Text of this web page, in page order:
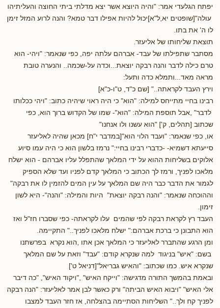
יפתח הגלעדי אמר: "והיה היוצא אשר יצא מדלתי ביתי החוצה והעליתיהו
עולה"[שופטים יא,ל"א]יכול להיות אפילו דבר טמא? והנה לרוע המזל זימן
לו ה' את בתו.
תוצאת שליחותו של אליעזר.
מסתבר שתפילתו של עבד- אברהם עלתה יפה, כפי שנאמר: "ויהי- הוא
טרם כילה לדבר והנה רבקה יוצאת...וכדה על-שכמה.. והנערה טובת
מראה מאד...ותמלא כדה ותעל:
וירץ העבד לקראתה.." [שם כ"ד, ט"ו-כ"א]
רבינו בחיי מתייחס למילה: "הוא" כי היה ראוי שיהיה כתוב: "ויהי ככלותו
לדבר" ,אבל תוספת המילה: "הוא"- שמו של הקדוש ברוך הוא, כפי
שכתוב [תהלים, ק'] "הוא עשנו ולו אנחנו"
או, כפי שנאמר: "ועבד הלוי הוא"[במדבר י"ח] מכאן שהיה לאליעזר
סייעתא דשמיא- -כדברי רבינו בחיי:" נרמז בלשון הוא כי היה עמו סיוע
אלוקים בשליחות ההוא על ידי המלאך שהתפלל עליו אברהם - הוא ישלח
מלאכו לפניך, ורמז לך הכתוב כי המלאך קדם לפניו ועד שלא הספיק
לגמור את הדבר כבר היה שם המלאך על עין המים להזמין לו את רבקה"
וההוכחה שנאמר: "והנה רבקה יוצאת" היות והמילה: "והנה"- היא לשון
זימון.
העבד רץ לקראת רבקה לפי שהמים עלו לקראתה- כפי שסברו חז"ל ואז
הוא התבונן כי ברכת אברהם:" ישלח מלאכו לפניך.." התקיימה.
ומן הרגע שהתברר לאליעזר כי המלאך אכן אתו ,הוא נקרא בפרשתנו
בשם: "איש" בניגוד למה שנקרא קודם: "עבד" וזאת על שם המלאך
שנקרא איש. כמו שכתוב: "והאיש גבריאל"[דניאל ט']
ובאמת בהמשך התורה מדגישה: "וייקח האיש" ,"ויקוד האיש", "כה דיבר
אלי האיש" "ויבוא האיש הביתה" ורק כאשר לבן אמר לאליעזר: "הנה רבקה
לפניך קח ולך.." השליחות הסתיימה בהצלחה, אז חזר העבד למצבו